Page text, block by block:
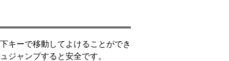
キーで移動してよけることができ
ジャンプすると安全です。